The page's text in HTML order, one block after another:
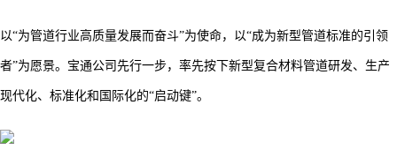
以“为管道行业高质量发展而奋斗”为使命，以“成为新型管道标准的引领
者”为愿景。宝通公司先行一步，率先按下新型复合材料管道研发、生产
现代化、标准化和国际化的“启动键”。